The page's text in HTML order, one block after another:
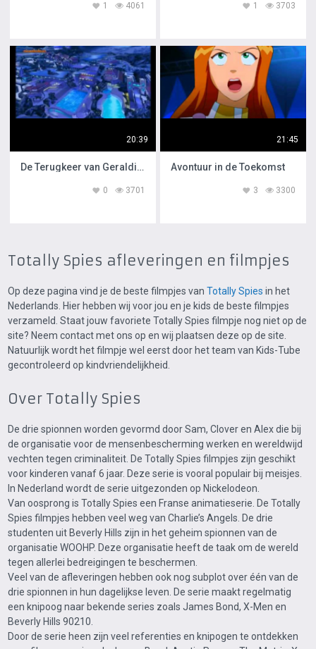
4061
1 3703
1
20:39
De Terugkeer van Geraldine
3701
0
21:45
Avontuur in de Toekomst
3300
3
Totally Spies afleveringen en filmpjes
Op deze pagina vind je de beste filmpjes vanTotally Spies in het
Nederlands. Hier hebben wij voor jou en je kids de beste filmpjes
verzameld. Staat jouw favoriete Totally Spies filmpje nog niet op de
site? Neem contact met ons op en wij plaatsen deze op de site.
Natuurlijk wordt het filmpje wel eerst door het team van Kids-Tube
gecontroleerd op kindvriendelijkheid.
Over Totally Spies
De drie spionnen worden gevormd door Sam, Clover en Alex die bij
de organisatie voor de mensenbescherming werken en wereldwijd
vechten tegen criminaliteit. De Totally Spies filmpjes zijn geschikt
voor kinderen vanaf 6 jaar. Deze serie is vooral populair bij meisjes.
In Nederland wordt de serie uitgezonden op Nickelodeon.
Van oosprong is Totally Spies een Franse animatieserie. De Totally
Spies filmpjes hebben veel weg van Charlie’s Angels. De drie
studenten uit Beverly Hills zijn in het geheim spionnen van de
organisatie WOOHP. Deze organisatie heeft de taak om de wereld
tegen allerlei bedreigingen te beschermen.
Veel van de afleveringen hebben ook nog subplot over één van de
drie spionnen in hun dagelijkse leven. De serie maakt regelmatig
een knipoog naar bekende series zoals James Bond, X-Men en
Beverly Hills 90210.
Door de serie heen zijn veel referenties en knipogen te ontdekken